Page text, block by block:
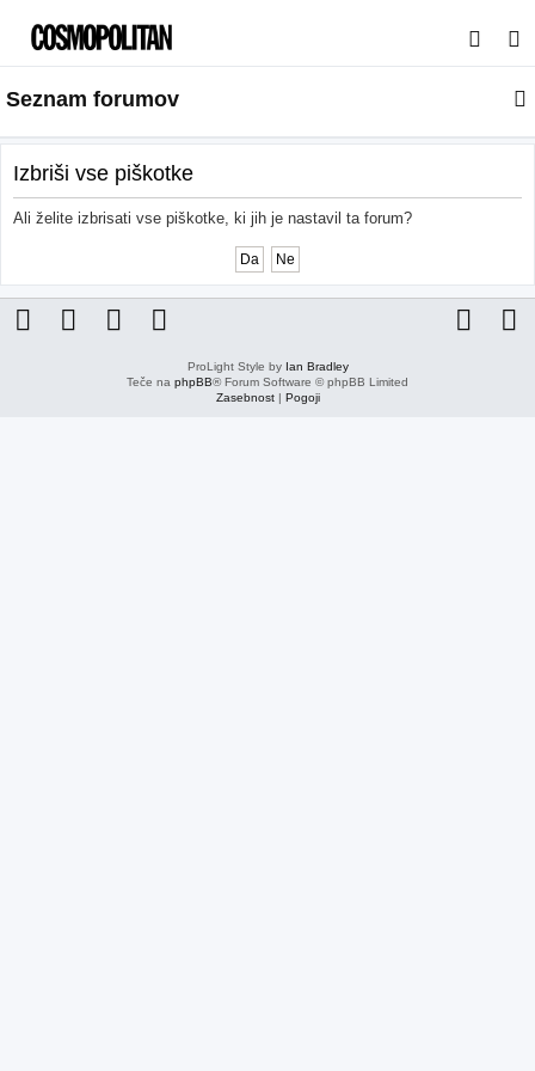
s
a
j
Seznam forumov
Izbriši vse piškotke
Ali želite izbrisati vse piškotke, ki jih je nastavil ta forum?
ProLight Style by Ian Bradley
Teče na phpBB® Forum Software © phpBB Limited
Zasebnost| Pogoji